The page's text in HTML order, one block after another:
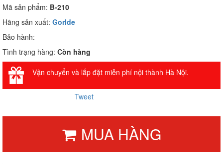
Mã sản phẩm: B-210
Hãng sản xuất: Gorlde
Bảo hành:
Tình trạng hàng: Còn hàng
Vận chuyển và lắp đặt miễn phí nội thành Hà Nội.
Tweet
MUA HÀNG